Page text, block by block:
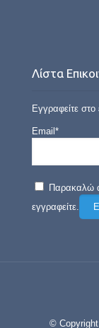
Λίστα
Εγγραφείτε στο
Email*
Παρακαλώ
εγγραφείτε.
© Copyright